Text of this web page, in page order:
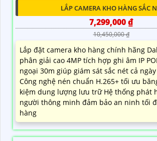
LẮP CAMERA KHO HÀNG SẮC
7,299,000 ₫
10,450,000 ₫
Lắp đặt camera kho hàng chính hãng
phân giải cao 4MP tích hợp ghi âm IP
ngoại 30m giúp giám sát sắc nét cả
Công nghệ nén chuẩn H.265+ tối ưu
kiệm dung lượng lưu trữ Hệ thống phát
người thông minh đảm bảo an ninh tối
hàng